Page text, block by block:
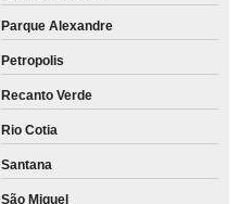
Parque Alexandre
Petropolis
Recanto Verde
Rio Cotia
Santana
São Miguel